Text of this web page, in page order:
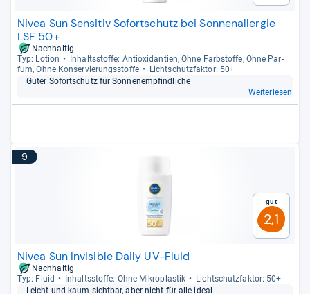
Nivea Sun Sensitiv Sofortschutz bei Sonnenallergie
LSF 50+
Nachhaltig
Typ: Lotion
Inhaltss­toffe: Anti­oxi­dan­tien, Ohne Farb­stoffe, Ohne Par­
fum, Ohne Kon­ser­vie­rungs­stoffe
Licht­schutz­fak­tor: 50+
Guter Sofort­schutz für Son­nen­emp­find­li­che
Weiterlesen
9
Gut
2,1
Nivea Sun Invisible Daily UV-Fluid
Nachhaltig
Typ: Fluid
Inhaltss­toffe: Ohne Mikro­plas­tik
Licht­schutz­fak­tor: 50+
Leicht und kaum sicht­bar, aber nicht für alle ideal